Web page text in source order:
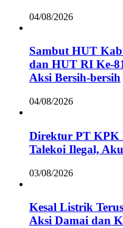
04/08/2026
Sambut HUT
dan HUT RI Ke-
Aksi Bersih-bersih
04/08/2026
Direktur PT KPK
Talekoi Ilegal,
03/08/2026
Kesal Listrik
Aksi Damai dan